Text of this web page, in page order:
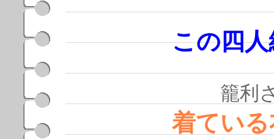
この四人組に、
籠利さんの
着ている衣装か